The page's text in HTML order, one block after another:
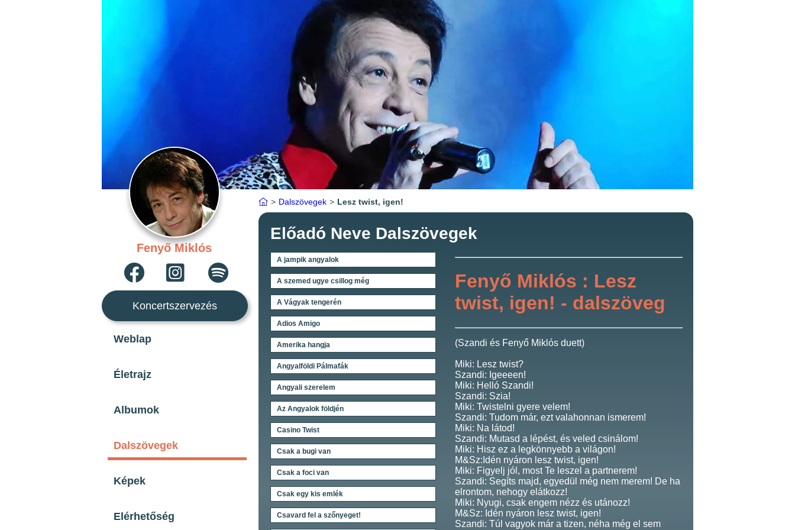
Fenyő Miklós
Koncertszervezés
Weblap
Életrajz
Albumok
Dalszövegek
Képek
Elérhetőség
> Dalszövegek > Lesz twist, igen!
Előadó Neve Dalszövegek
A jampik angyalok
A szemed ugye csillog még
A Vágyak tengerén
Adios Amigo
Amerika hangja
Angyalföldi Pálmafák
Angyali szerelem
Az Angyalok földjén
Casino Twist
Csak a bugi van
Csak a foci van
Csak egy kis emlék
Csavard fel a szőnyeget!
Fenyő Miklós : Lesz
twist, igen! - dalszöveg
(Szandi és Fenyő Miklós duett)
Miki: Lesz twist?
Szandi: Igeeeen!
Miki: Helló Szandi!
Szandi: Szia!
Miki: Twistelni gyere velem!
Szandi: Tudom már, ezt valahonnan ismerem!
Miki: Na látod!
Szandi: Mutasd a lépést, és veled csinálom!
Miki: Hisz ez a legkönnyebb a világon!
M&Sz:Idén nyáron lesz twist, igen!
Miki: Figyelj jól, most Te leszel a partnerem!
Szandi: Segíts majd, egyedül még nem merem! De ha
elrontom, nehogy elátkozz!
Miki: Nyugi, csak engem nézz és utánozz!
M&Sz: Idén nyáron lesz twist, igen!
Szandi: Túl vagyok már a tizen, néha még el sem